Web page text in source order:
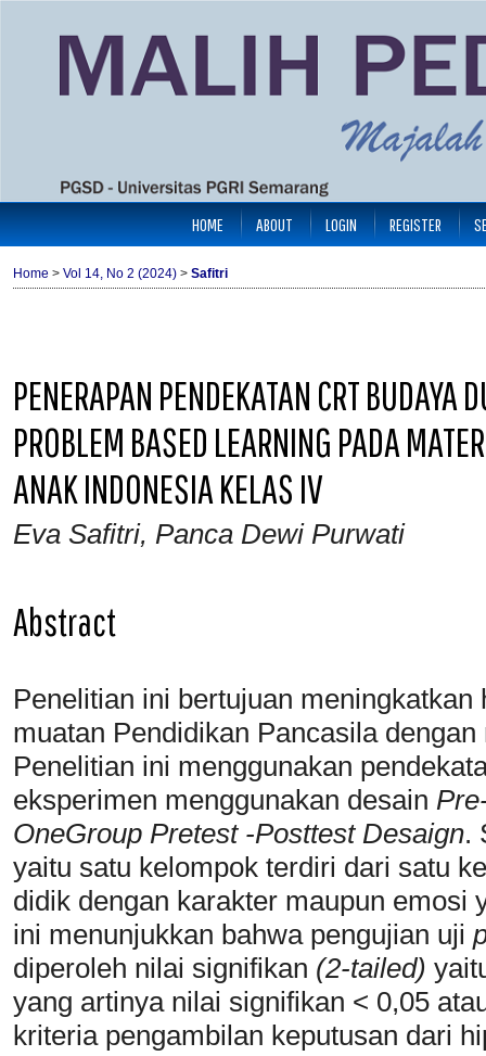
HOME ABOUT LOGIN REGISTER
Home > Vol 14, No 2 (2024) > Safitri
PENERAPAN PENDEKATAN CRT BUDAYA
PROBLEM BASED LEARNING PADA
ANAK INDONESIA KELAS IV
Eva Safitri, Panca Dewi Purwati
Abstract
Penelitian ini bertujuan
muatan Pendidikan Pancasila
Penelitian ini menggunakan
eksperimen menggunakan desain
OneGroup Pretest-Posttest Desaign.
yaitu satu kelompok terdiri dari satu
didik dengan karakter maupun emosi
ini menunjukkan bahwa pengujian uji
diperoleh nilai signifikan (2-tailed)
yang artinya nilai signifikan < 0,05
kriteria pengambilan keputusan dari